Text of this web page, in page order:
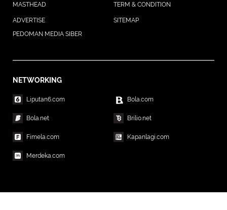
MASTHEAD TERM & CONDITION
ADVERTISE
SITEMAP
PEDOMAN MEDIA SIBER
NETWORKING
Liputan6.com Bola.com
Bola.net Brilio.net
Fimela.com Kapanlagi.com
Merdeka.com